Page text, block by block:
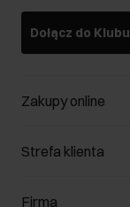
Dołącz do Klubu
Zakupy online
Zarządzaj cookies
Strefa klienta
Klub Klienta
Firma